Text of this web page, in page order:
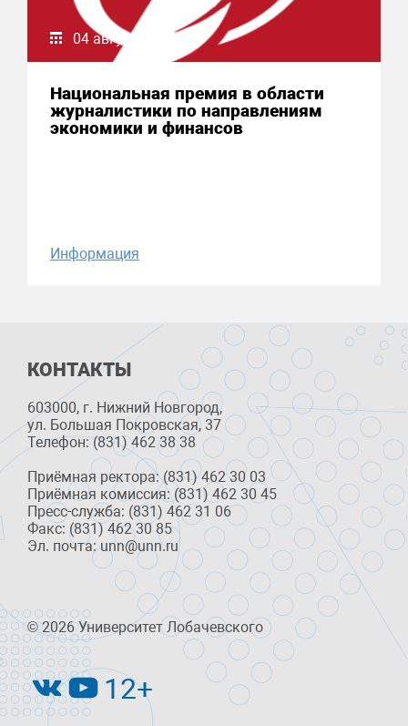
04 августа 2026
Национальная премия в области
журналистики по направлениям
экономики и финансов
Информация
КОНТАКТЫ
603000, г. Нижний Новгород,
ул. Большая Покровская, 37
Телефон: (831) 462 38 38
Приёмная ректора: (831) 462 30 03
Приёмная комиссия: (831) 462 30 45
Пресс-служба: (831) 462 31 06
Факс: (831) 462 30 85
Эл. почта: unn@unn.ru
© 2026 Университет Лобачевского
12+